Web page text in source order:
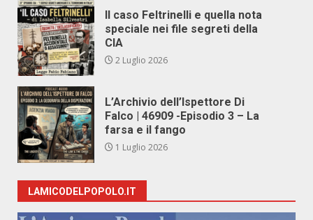
Il caso Feltrinelli e quella nota
speciale nei file segreti della
CIA
2 Luglio 2026
L’Archivio dell’Ispettore Di
Falco | 46909 -Episodio 3 – La
farsa e il fango
1 Luglio 2026
LAMICODELPOPOLO.IT